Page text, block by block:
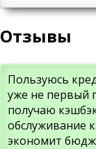
Отзывы
Пользуюсь
уже не первый
получаю
обслуживание
экономит